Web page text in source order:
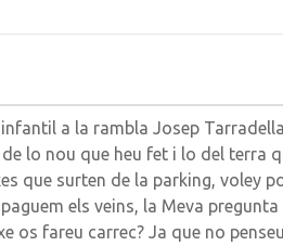
a la rambla Josep
lo nou que heu fet i lo del terra
que surten de la parking, voley
els veins, la Meva
os fareu carrec? Ja que no